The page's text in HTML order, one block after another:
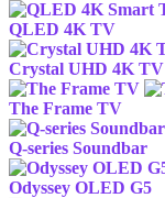
QLED 4K TV
Crystal UHD 4K TV
The Frame TV
Q-series Soundbar
Odyssey OLED G5